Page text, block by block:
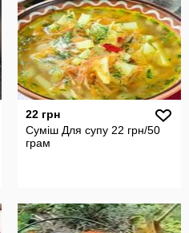
22 грн
Суміш Для супу 22 грн/50
грам